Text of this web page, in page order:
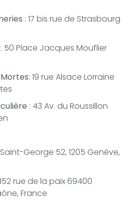
: 17 bis rue de Strasbourg
: 50 Place Jacques Mouflier
: 19 rue Alsace Lorraine
: 43 Av. du Roussillon
George 52, 1205 Genève,
rue de la paix 69400
France